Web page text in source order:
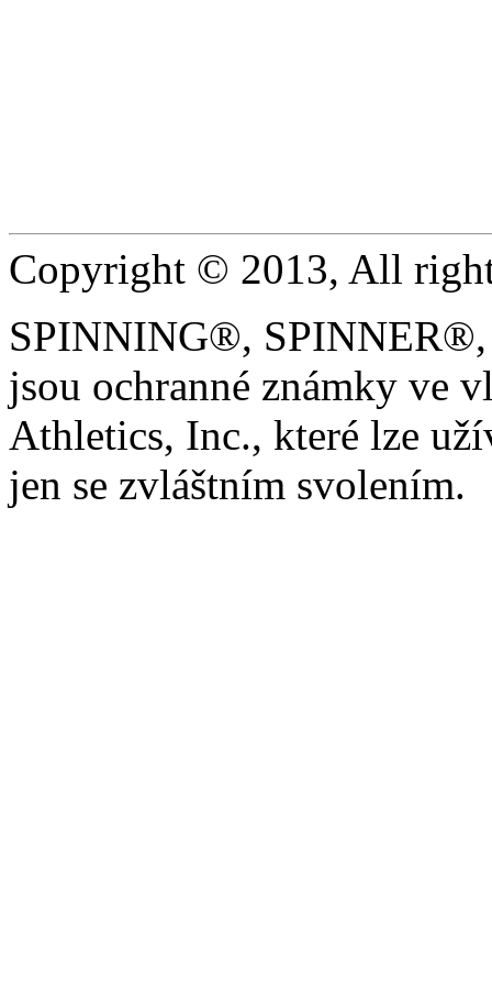
Copyright © 2013, All
SPINNING®,
jsou ochranné známky ve
Athletics, Inc., které lze
jen se zvláštním svolením.